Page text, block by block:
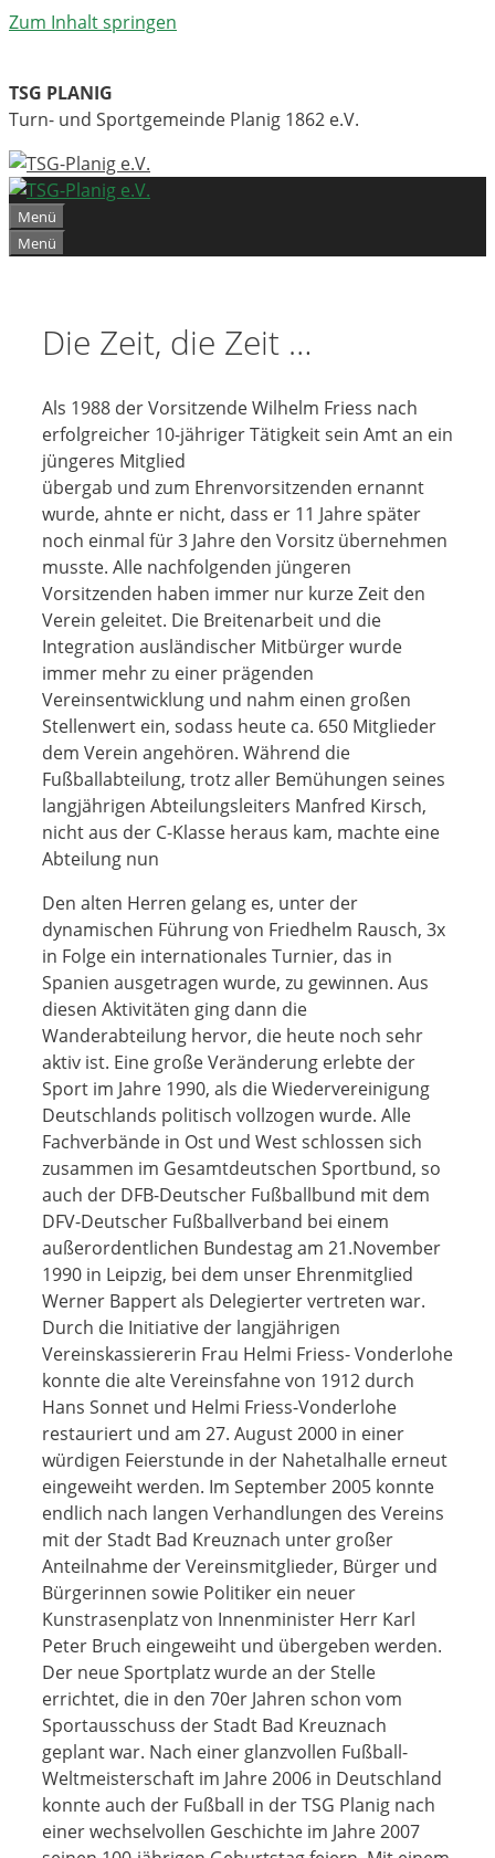
Zum Inhalt springen
TSG PLANIG
Turn- und Sportgemeinde Planig 1862 e.V.
Menü
Menü
Die Zeit, die Zeit …
Als 1988 der Vorsitzende Wilhelm Friess nach
erfolgreicher 10-jähriger Tätigkeit sein Amt an ein
jüngeres Mitglied
übergab und zum Ehrenvorsitzenden ernannt
wurde, ahnte er nicht, dass er 11 Jahre später
noch einmal für 3 Jahre den Vorsitz übernehmen
musste. Alle nachfolgenden jüngeren
Vorsitzenden haben immer nur kurze Zeit den
Verein geleitet. Die Breitenarbeit und die
Integration ausländischer Mitbürger wurde
immer mehr zu einer prägenden
Vereinsentwicklung und nahm einen großen
Stellenwert ein, sodass heute ca. 650 Mitglieder
dem Verein angehören. Während die
Fußballabteilung, trotz aller Bemühungen seines
langjährigen Abteilungsleiters Manfred Kirsch,
nicht aus der C-Klasse heraus kam, machte eine
Abteilung nun
Den alten Herren gelang es, unter der
dynamischen Führung von Friedhelm Rausch, 3x
in Folge ein internationales Turnier, das in
Spanien ausgetragen wurde, zu gewinnen. Aus
diesen Aktivitäten ging dann die
Wanderabteilung hervor, die heute noch sehr
aktiv ist. Eine große Veränderung erlebte der
Sport im Jahre 1990, als die Wiedervereinigung
Deutschlands politisch vollzogen wurde. Alle
Fachverbände in Ost und West schlossen sich
zusammen im Gesamtdeutschen Sportbund, so
auch der DFB-Deutscher Fußballbund mit dem
DFV-Deutscher Fußballverband bei einem
außerordentlichen Bundestag am 21.November
1990 in Leipzig, bei dem unser Ehrenmitglied
Werner Bappert als Delegierter vertreten war.
Durch die Initiative der langjährigen
Vereinskassiererin Frau Helmi Friess- Vonderlohe
konnte die alte Vereinsfahne von 1912 durch
Hans Sonnet und Helmi Friess-Vonderlohe
restauriert und am 27. August 2000 in einer
würdigen Feierstunde in der Nahetalhalle erneut
eingeweiht werden. Im September 2005 konnte
endlich nach langen Verhandlungen des Vereins
mit der Stadt Bad Kreuznach unter großer
Anteilnahme der Vereinsmitglieder, Bürger und
Bürgerinnen sowie Politiker ein neuer
Kunstrasenplatz von Innenminister Herr Karl
Peter Bruch eingeweiht und übergeben werden.
Der neue Sportplatz wurde an der Stelle
errichtet, die in den 70er Jahren schon vom
Sportausschuss der Stadt Bad Kreuznach
geplant war. Nach einer glanzvollen Fußball-
Weltmeisterschaft im Jahre 2006 in Deutschland
konnte auch der Fußball in der TSG Planig nach
einer wechselvollen Geschichte im Jahre 2007